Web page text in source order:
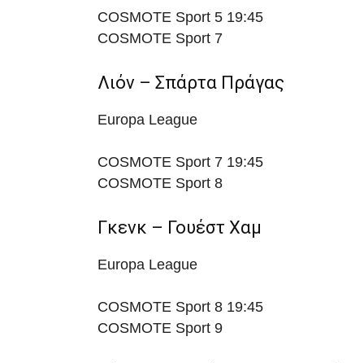
COSMOTE Sport 5 19:45
COSMOTE Sport 7
Λιόν – Σπάρτα Πράγας
Europa League
COSMOTE Sport 7 19:45
COSMOTE Sport 8
Γκενκ – Γουέστ Χαμ
Europa League
COSMOTE Sport 8 19:45
COSMOTE Sport 9